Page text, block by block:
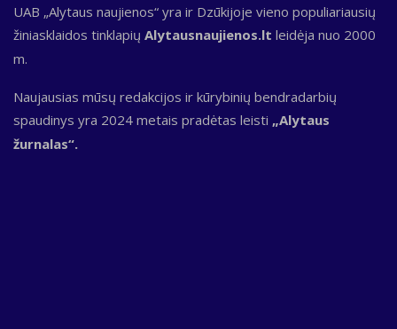
UAB „Alytaus naujienos“ yra ir Dzūkijoje vieno populiariausių
žiniasklaidos tinklapių Alytausnaujienos.lt leidėja nuo 2000
m.
Naujausias mūsų redakcijos ir kūrybinių bendradarbių
spaudinys yra 2024 metais pradėtas leisti „Alytaus
žurnalas“.